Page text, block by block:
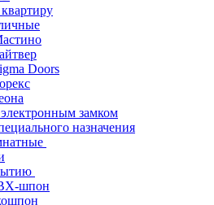
Doors
замком
назначения
шпон